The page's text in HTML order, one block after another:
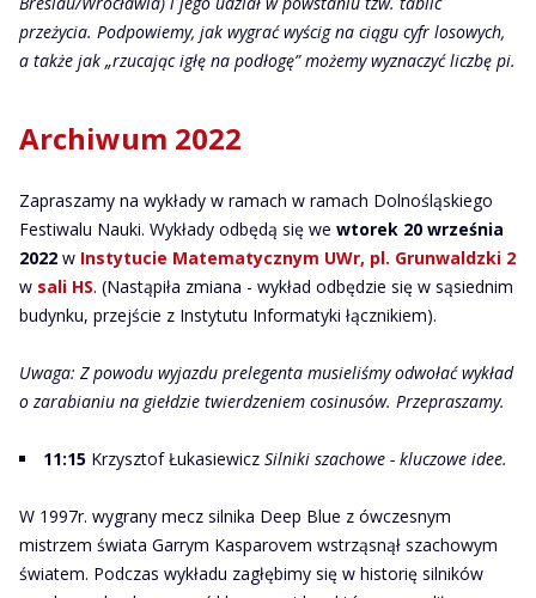
przeżycia. Podpowiemy, jak wygrać wyścig na ciągu cyfr losowych,
a także jak „rzucając igłę na podłogę” możemy wyznaczyć liczbę pi.
Archiwum 2022
Zapraszamy na wykłady w ramach w ramach Dolnośląskiego
Festiwalu Nauki. Wykłady odbędą się we wtorek 20 września
2022 w Instytucie Matematycznym UWr, pl. Grunwaldzki 2
w sali HS. (Nastąpiła zmiana - wykład odbędzie się w sąsiednim
budynku, przejście z Instytutu Informatyki łącznikiem).
Uwaga: Z powodu wyjazdu prelegenta musieliśmy odwołać wykład
o zarabianiu na giełdzie twierdzeniem cosinusów. Przepraszamy.
11:15 Krzysztof Łukasiewicz Silniki szachowe - kluczowe idee.
W 1997r. wygrany mecz silnika Deep Blue z ówczesnym
mistrzem świata Garrym Kasparovem wstrząsnął szachowym
światem. Podczas wykładu zagłębimy się w historię silników